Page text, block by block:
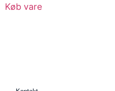
Køb vare